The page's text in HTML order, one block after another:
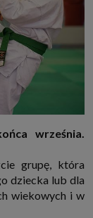
września.
grupę, która
dziecka lub dla
wiekowych i w